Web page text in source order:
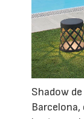
Shadow